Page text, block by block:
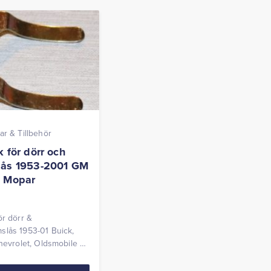
& Tillbehör
för dörr och
1953-2001 GM
Mopar
dörr &
1953-01 Buick,
Oldsmobile &